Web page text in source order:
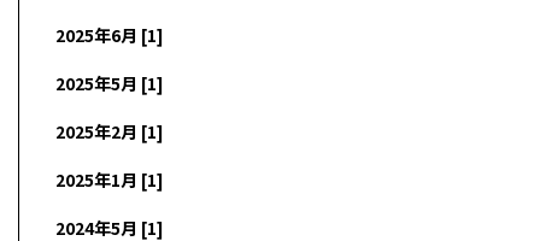
2025年6月 [1]
2025年5月 [1]
2025年2月 [1]
2025年1月 [1]
2024年5月 [1]